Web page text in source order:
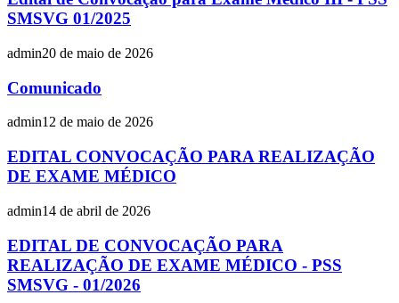
SMSVG 01/2025
admin20 de maio de 2026
Comunicado
admin12 de maio de 2026
EDITAL CONVOCAÇÃO PARA REALIZAÇÃO
DE EXAME MÉDICO
admin14 de abril de 2026
EDITAL DE CONVOCAÇÃO PARA
REALIZAÇÃO DE EXAME MÉDICO - PSS
SMSVG - 01/2026